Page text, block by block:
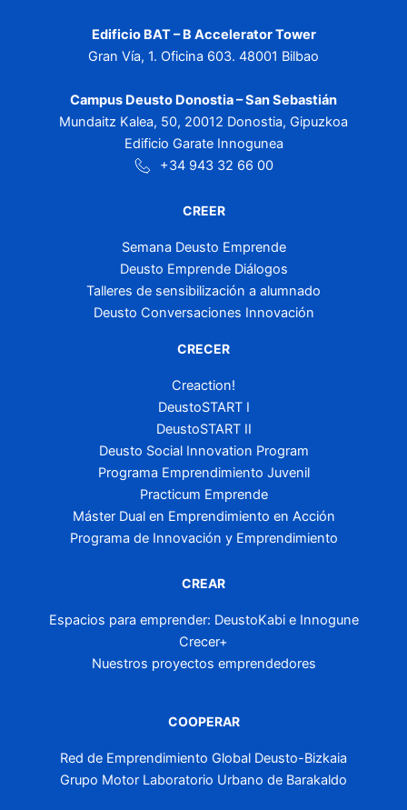
Edificio BAT – B Accelerator Tower
Gran Vía, 1. Oficina 603. 48001 Bilbao
Campus Deusto Donostia – San Sebastián
Mundaitz Kalea, 50, 20012 Donostia, Gipuzkoa
Edificio Garate Innogunea
+34 943 32 66 00
CREER
Semana Deusto Emprende
Deusto Emprende Diálogos
Talleres de sensibilización a alumnado
Deusto Conversaciones Innovación
CRECER
Creaction!
DeustoSTART I
DeustoSTART II
Deusto Social Innovation Program
Programa Emprendimiento Juvenil
Practicum Emprende
Máster Dual en Emprendimiento en Acción
Programa de Innovación y Emprendimiento
CREAR
Espacios para emprender: DeustoKabi e Innogune
Crecer+
Nuestros proyectos emprendedores
COOPERAR
Red de Emprendimiento Global Deusto-Bizkaia
Grupo Motor Laboratorio Urbano de Barakaldo